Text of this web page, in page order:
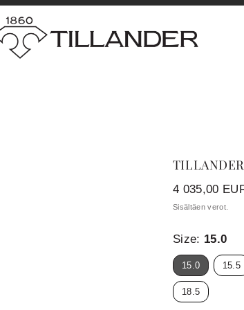
Hinta
4 035,00
Sisältäen verot.
Size: 15.0
15.0 15.5
18.5